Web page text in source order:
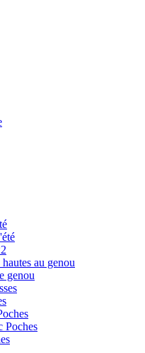
au genou
genou
Poches